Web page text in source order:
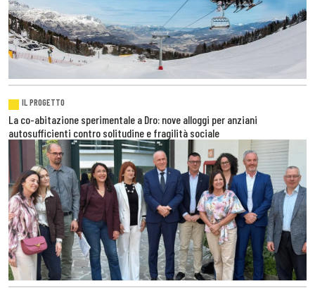
IL PROGETTO
La co-abitazione sperimentale a Dro: nove alloggi per anziani
autosufficienti contro solitudine e fragilità sociale